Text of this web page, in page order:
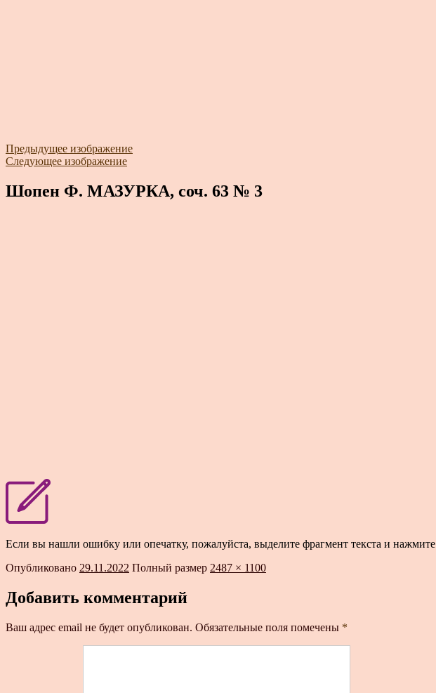
Предыдущее изображение
Следующее изображение
Шопен Ф. МАЗУРКА, соч. 63 № 3
Если вы нашли ошибку или опечатку, пожалуйста, выделите фрагмент текста и нажмите
Опубликовано 29.11.2022 Полный размер 2487 × 1100
Добавить комментарий
Ваш адрес email не будет опубликован. Обязательные поля помечены *